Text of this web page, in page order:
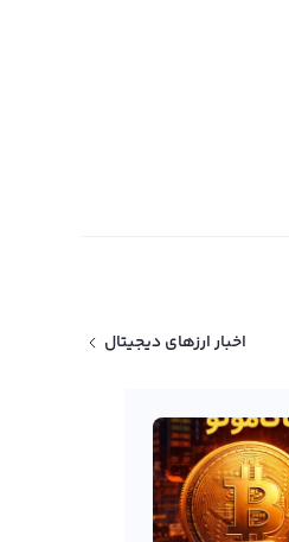
اخبار ارزهای دیجیتال